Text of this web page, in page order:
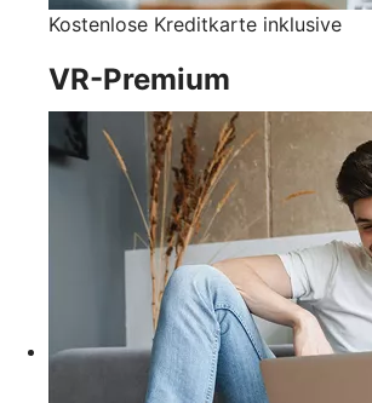
Kostenlose Kreditkarte inklusive
VR-Premium